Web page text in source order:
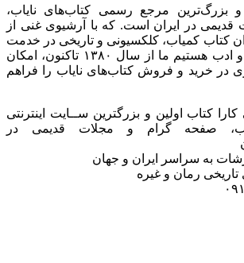
و بزرگ‌ترین مرجع رسمی کتاب‌های نایاب،
در ایران است. که با آرشیوی غنی از
کتاب کمیاب، کلکسیونی و تاریخی در خدمت
دوست‌داران فرهنگ و ادب هستیم ما از سال ۱۳۸۰ تاکنون، امکان
در خرید و فروش کتاب‌های نایاب را فراهم
کارا کتاب اولین و بزرگترین ســایت اینترنتی
صفحه گرام و مجلات قدیمی در
به سراسر ایران و جهان
تاریخی رمان و غیره